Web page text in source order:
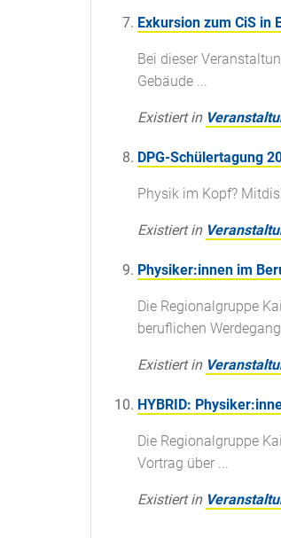
Exkursion zum CiS in
Bei dieser
Gebäude ...
Existiert in
DPG-Schülertagung
Physik im Kopf?
Existiert in
Physiker:innen im
Die Regionalgruppe
beruflichen
Existiert in
HYBRID:
Die Regionalgruppe
Vortrag über ...
Existiert in